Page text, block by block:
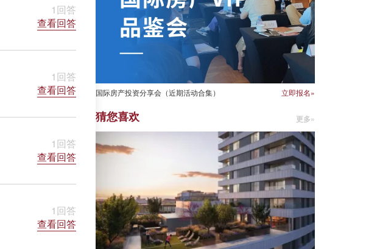
1回答
查看回答
1回答
查看回答
1回答
查看回答
1回答
查看回答
国际房产投资分享会（近期活动合集） 立即报名»
猜您喜欢 更多»